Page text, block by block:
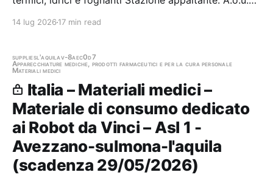
scaduta, in attesa di aggiudicazione
14 lug 2026 17 min read
suppliesl'aquilav-8aec0d7
Apparecchiature mediche, prodotti farmaceutici e per la cura personale
Materiali medici
Italia – Materiali medici –
Materiale di consumo dedicato
ai Robot da Vinci – Asl 1 -
Avezzano-sulmona-l'aquila
(scadenza 29/05/2026)